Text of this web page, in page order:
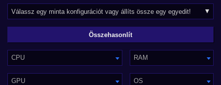
CPU RAM
GPU OS